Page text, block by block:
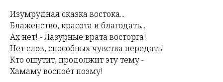
Изумрудная сказка востока...
Блаженство, красота и благодать...
Ах нет! - Лазурные врата восторга!
Нет слов, способных чувства передать!
Кто ощутит, продолжит эту тему -
Хамаму воспоёт поэму!